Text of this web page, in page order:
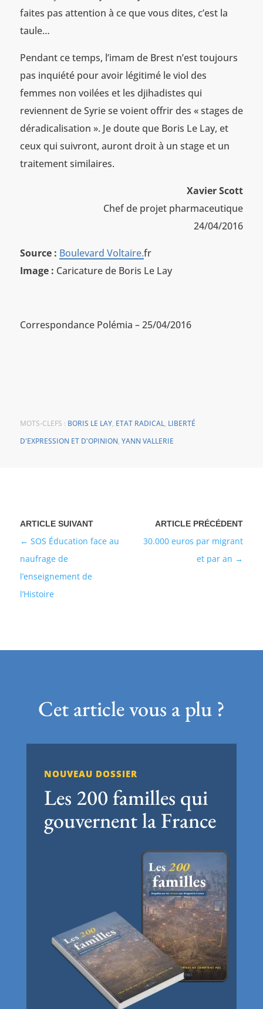
faites pas attention à ce que vous dites, c’est la
taule…
Pendant ce temps, l’imam de Brest n’est toujours
pas inquiété pour avoir légitimé le viol des
femmes non voilées et les djihadistes qui
reviennent de Syrie se voient offrir des « stages de
déradicalisation ». Je doute que Boris Le Lay, et
ceux qui suivront, auront droit à un stage et un
traitement similaires.
Xavier Scott
Chef de projet pharmaceutique
24/04/2016
Source : Boulevard Voltaire.fr
Image : Caricature de Boris Le Lay
Correspondance Polémia – 25/04/2016
MOTS-CLEFS : BORIS LE LAY, ETAT RADICAL, LIBERTÉ
D'EXPRESSION ET D'OPINION, YANN VALLERIE
30.000 euros par migrant
et par an
SOS Éducation face au
naufrage de
l’enseignement de
l’Histoire
Cet article vous a plu ?
NOUVEAU DOSSIER
Les 200 familles qui
gouvernent la France